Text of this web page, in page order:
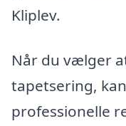
Kliplev.
Når du vælger
tapetsering,
professionelle